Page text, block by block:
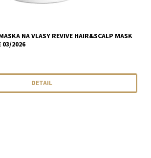
NA VLASY REVIVE HAIR&SCALP MASK
03/2026
DETAIL